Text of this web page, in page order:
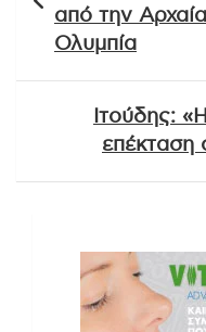
από την
Ολυμπία
Ιτούδης:
επέκταση